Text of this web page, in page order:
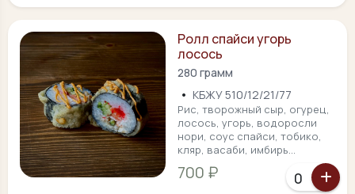
Ролл спайси угорь
лосось
280 грамм
• КБЖУ 510/12/21/77
Рис, творожный сыр, огурец,
лосось, угорь, водоросли
нори, соус спайси, тобико,
кляр, васаби, имбирь...
700 ₽